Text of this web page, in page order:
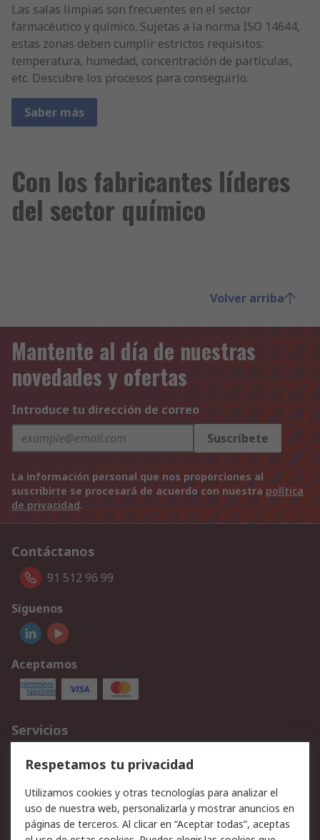
Las salas limpias son frecuentes en el sector
farmacéutico y químico. Sujetas a la norma ISO 14644,
estas zonas deben cumplir estrictos requisitos:
temperatura, humedad, concentración de partículas,
etc. Descubre los procesos para conseguirlo.
Saber más
Con los fabricantes líderes
del sector químico
Volver arriba
Mantente al día de nuestras
novedades y ofertas
Introduce tu dirección de correo
Suscríbete
La información personal que nos proporciones al
suscribirte se procesará de acuerdo con nuestra política
de privacidad.
Contáctanos
91 512 96 99
Síguenos
Aceptamos
Servicios
Cómo realizar pedidos
Devoluciones
Facturación y pago
Ofertas
Soporte técnico
Legal
Respetamos tu privacidad
Utilizamos cookies y otras tecnologías para analizar el
uso de nuestra web, personalizarla y mostrar anuncios en
páginas de terceros. Al clicar en “Aceptar todas”, aceptas